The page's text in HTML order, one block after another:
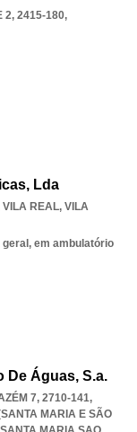
2, 2415-180,
Lda
VILA REAL, VILA
em ambulatório
De Águas, S.a.
7, 2710-141,
MARIA E SÃO